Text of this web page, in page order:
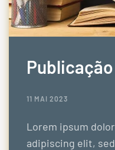
11 MAI 2023
Lorem ipsum
adipiscing elit,